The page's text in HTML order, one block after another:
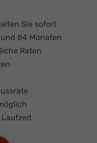
Sie sofort
84 Monaten
Raten
Laufzeit